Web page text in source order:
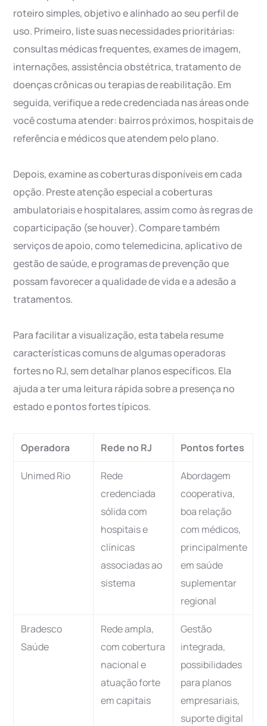
roteiro simples, objetivo e alinhado ao seu perfil de
uso. Primeiro, liste suas necessidades prioritárias:
consultas médicas frequentes, exames de imagem,
internações, assistência obstétrica, tratamento de
doenças crônicas ou terapias de reabilitação. Em
seguida, verifique a rede credenciada nas áreas onde
você costuma atender: bairros próximos, hospitais de
referência e médicos que atendem pelo plano.
Depois, examine as coberturas disponíveis em cada
opção. Preste atenção especial a coberturas
ambulatoriais e hospitalares, assim como às regras de
coparticipação (se houver). Compare também
serviços de apoio, como telemedicina, aplicativo de
gestão de saúde, e programas de prevenção que
possam favorecer a qualidade de vida e a adesão a
tratamentos.
Para facilitar a visualização, esta tabela resume
características comuns de algumas operadoras
fortes no RJ, sem detalhar planos específicos. Ela
ajuda a ter uma leitura rápida sobre a presença no
estado e pontos fortes típicos.
Operadora Rede no RJ Pontos fortes
Unimed Rio
Rede
credenciada
sólida com
hospitais e
clínicas
associadas ao
sistema
Abordagem
cooperativa,
boa relação
com médicos,
principalmente
em saúde
suplementar
regional
Bradesco
Saúde
Rede ampla,
com cobertura
nacional e
atuação forte
em capitais
Gestão
integrada,
possibilidades
para planos
empresariais,
suporte digital